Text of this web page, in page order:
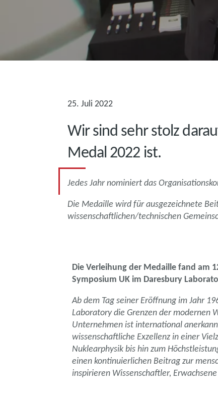
25. Juli 2022
Wir sind sehr stolz
Medal 2022 ist.
Jedes Jahr nominiert das
Die Medaille wird für ausgezeichnete
wissenschaftlichen/technischen
Die Verleihung der Medaille fand am
Symposium UK im Daresbury
Ab dem Tag seiner Eröffnung im Jahr
Laboratory die Grenzen der modernen
Unternehmen ist international
wissenschaftliche Exzellenz in einer
Nuklearphysik bis hin zum
einen kontinuierlichen Beitrag zur
inspirieren Wissenschaftler,